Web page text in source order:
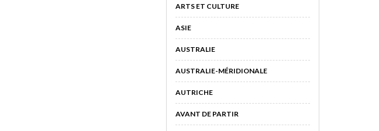
ARTS ET CULTURE
ASIE
AUSTRALIE
AUSTRALIE-MÉRIDIONALE
AUTRICHE
AVANT DE PARTIR